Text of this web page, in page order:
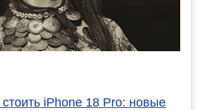
стоить iPhone 18 Pro: новые